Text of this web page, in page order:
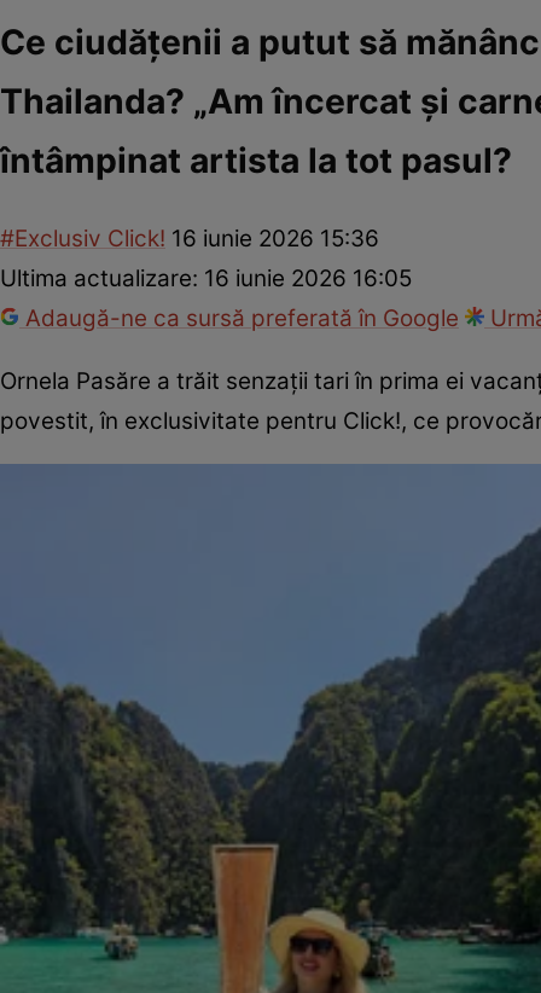
Ce ciudățenii a putut să
Thailanda? „Am încercat și
întâmpinat artista la tot pasul?
#Exclusiv Click! 16 iunie 2026 15:36
Ultima actualizare: 16 iunie 2026 16:05
Adaugă-ne ca sursă preferată în Google
Ornela Pasăre a trăit senzații tari în prima ei
povestit, în exclusivitate pentru Click!, ce